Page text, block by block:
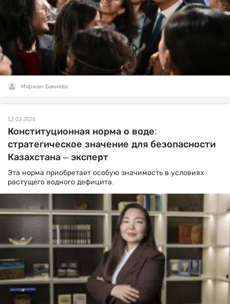
Маржан Бакиева
12.03.2026
Конституционная норма о воде:
стратегическое значение для безопасности
Казахстана – эксперт
Эта норма приобретает особую значимость в условиях
растущего водного дефицита.